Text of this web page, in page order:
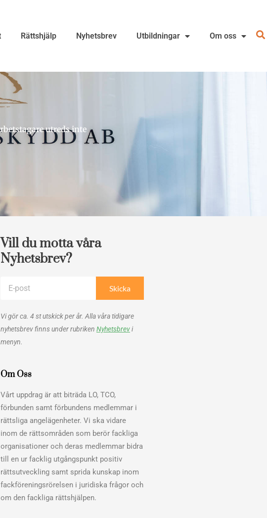
Rättshjälp Nyhetsbrev Utbildningar Om oss
utreds inte
Vill du motta våra
Nyhetsbrev?
Skicka
Vi gör ca. 4 st utskick per år. Alla våra tidigare
nyhetsbrev finns under rubriken Nyhetsbrevi
menyn.
Om Oss
Vårt uppdrag är att biträda LO, TCO,
förbunden samt förbundens medlemmar i
rättsliga angelägenheter. Vi ska vidare
inom de rättsområden som berör fackliga
organisationer och deras medlemmar bidra
till en ur facklig utgångspunkt positiv
rättsutveckling samt sprida kunskap inom
fackföreningsrörelsen i juridiska frågor och
om den fackliga rättshjälpen.